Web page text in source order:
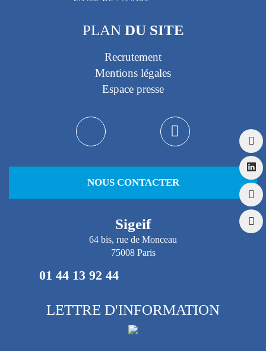
PLAN DU SITE
Recrutement
Mentions légales
Espace presse
NOUS CONTACTER
Sigeif
64 bis, rue de Monceau
75008 Paris
01 44 13 92 44
LETTRE D'INFORMATION